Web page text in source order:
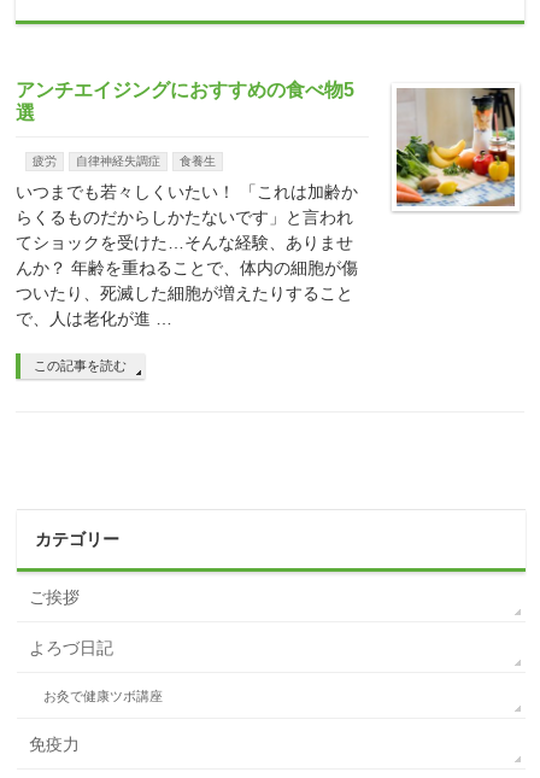
アンチエイジングにおすすめの食べ物5
選
疲労 自律神経失調症 食養生
いつまでも若々しくいたい！ 「これは加齢か
らくるものだからしかたないです」と言われ
てショックを受けた…そんな経験、ありませ
んか？ 年齢を重ねることで、体内の細胞が傷
ついたり、死滅した細胞が増えたりすること
で、人は老化が進 …
この記事を読む
カテゴリー
ご挨拶
よろづ日記
お灸で健康ツボ講座
免疫力